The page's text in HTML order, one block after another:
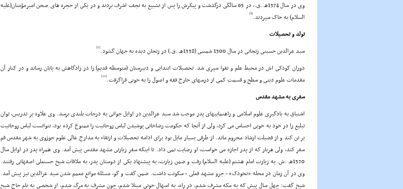
وى در سال 1374هـ .ق.، در 65 سالگى درگذشت و پیکرش را پس از تشییع به نجف اشرف بردند و در یکى از حجره هاى صحن امیرمؤمنان(علیه
السلام) به خاک سپردند.[8]
تولد و تحصیلات
سید عزالدین حسینى زنجانى در سال 1300 شمسى (1338هـ .ق.) در زنجان دیده به جهان گشود.
[9]
دوران کودکى اش در محیط علم و تقوا سپرى شد. تحصیلات ابتدایى و دبیرستان (متوسطه قدیم) را در زادگاهش به پایان رساند و در کنار آن
مقدمات علوم دینى و سطح و قسمت کمى از درسهاى خارج فقه و اصول را به خوبى فراگرفت.[10]
سفرى به مشهد مقدس
اشتیاق به یادگیرى علوم اسلامى و راهنماییهاى پدر موجب شد سید عزالدین در اوایل جوانى به درجات بلندى برسد. وى علاوه بر تدریس، توان
تبلیغ را در خود به خوبى احساس مى کرد، ولى از آنجا که حکومت رضاخانى پوشیدن لباس روحانیت را ممنوع کرده بود، نتوانست لباس روحانیت
بر تن کند و از فضیلت ارشاد محروم ماند. از طرفى بسیار مایل بود براى ادامه تحصیلات و ارتقاء به مدارج عالى علوم حوزوى به شهر مقدس قم
سفر کند، ولى هربار که از پدر اجازه مى خواست، او رضایت نمى داد. تا اینکه سفر زیارتى مشهد مقدس پیش آمد. وى همراه پدر در اوایل سال
1320هـ .ش. به زیارت امام هشتم (علیه السلام) رفت و ضمن زیارت، به پیشنهاد یکى از دوستان پدر، به ملاقات شیخ حسنعلى اصفهانى رفتند.
وى در آن زمان در محله «نخودک» - جزو مشهد فعلى - سکونت داشت. ضمن گفت و گو، مسئله موانع معمم شدن سید عزالدین نیز پیش آمد.
شیخ گفت: چهل سال پیش که به مکه مشرف شدم، در راه، به اسهال خونى مبتلا شدم، چون مشرِف به مرگ شدم، از شخصى به نام حاج شیخ